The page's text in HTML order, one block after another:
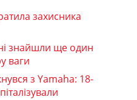
захисника
знайшли ще один
ваги
з Yamaha: 18-